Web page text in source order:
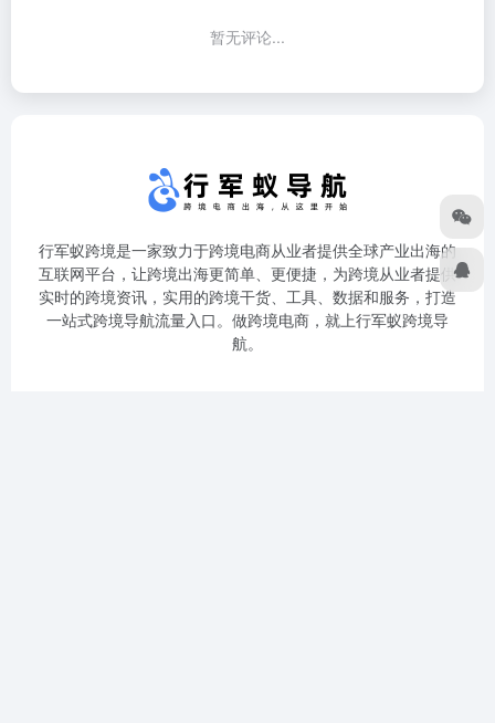
暂无评论...
行军蚁跨境是一家致力于跨境电商从业者提供全球产业出海的
互联网平台，让跨境出海更简单、更便捷，为跨境从业者提供
实时的跨境资讯，实用的跨境干货、工具、数据和服务，打造
一站式跨境导航流量入口。做跨境电商，就上行军蚁跨境导
航。